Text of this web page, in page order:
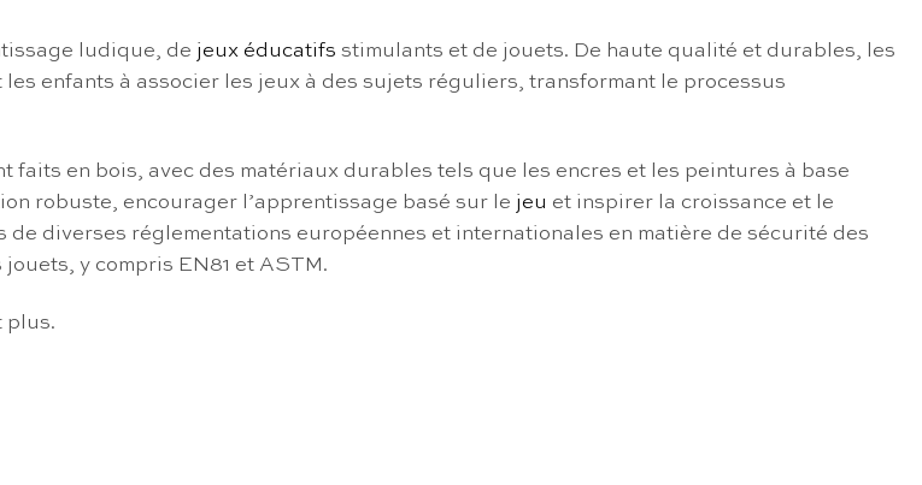
ludique, de jeux éducatifs stimulants et de jouets. De haute qualité et durables, les
enfants à associer les jeux à des sujets réguliers, transformant le processus
en bois, avec des matériaux durables tels que les encres et les peintures à base
robuste, encourager l’apprentissage basé sur le jeu et inspirer la croissance et le
de diverses réglementations européennes et internationales en matière de sécurité des
y compris EN81 et ASTM.
plus.